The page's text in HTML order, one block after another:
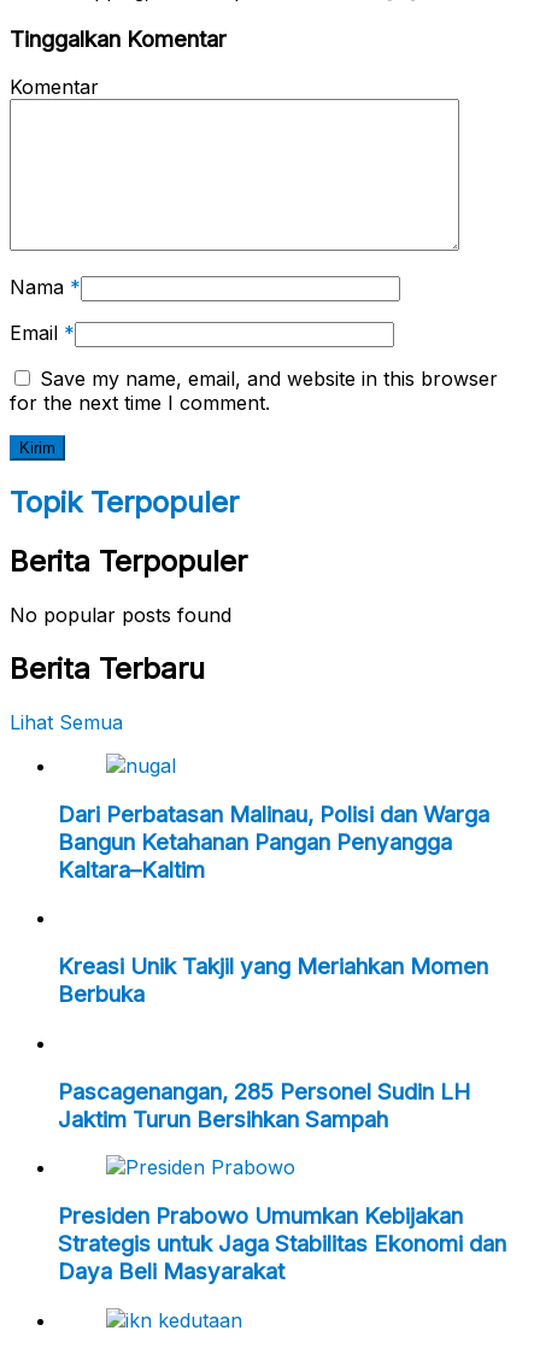
Tinggalkan Komentar
Komentar
Nama *
Email *
Save my name, email, and website in this browser
for the next time I comment.
Topik Terpopuler
Berita Terpopuler
No popular posts found
Berita Terbaru
Lihat Semua
Dari Perbatasan Malinau, Polisi dan Warga
Bangun Ketahanan Pangan Penyangga
Kaltara–Kaltim
Kreasi Unik Takjil yang Meriahkan Momen
Berbuka
Pascagenangan, 285 Personel Sudin LH
Jaktim Turun Bersihkan Sampah
Presiden Prabowo Umumkan Kebijakan
Strategis untuk Jaga Stabilitas Ekonomi dan
Daya Beli Masyarakat